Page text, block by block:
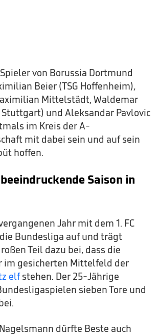
von Borussia Dortmund
Beier (TSG Hoffenheim),
Mittelstädt, Waldemar
und Aleksandar Pavlovic
im Kreis der A-
mit dabei sein und auf sein
hoffen.
Saison in
Jahr mit dem 1. FC
Bundesliga auf und trägt
Teil dazu bei, dass die
im gesicherten Mittelfeld der
elfstehen. Der 25-Jährige
sieben Tore und
dürfte Beste auch